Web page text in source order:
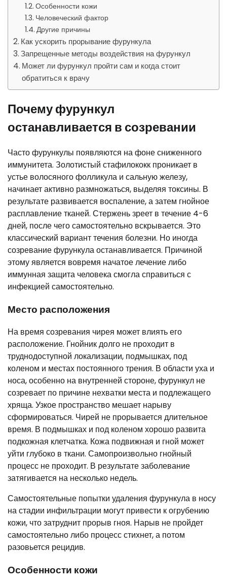
Особенности кожи
Человеческий фактор
Другие причины
Как ускорить прорывание фурункула
Запрещенные методы воздействия на фурункул
Может ли фурункул пройти сам и когда стоит
обратиться к врачу
Почему фурункул
останавливается в созревании
Часто фурункулы появляются на фоне сниженного
иммунитета. Золотистый стафилококк проникает в
устье волосяного фолликула и сальную железу,
начинает активно размножаться, выделяя токсины. В
результате развивается воспаление, а затем гнойное
расплавление тканей. Стержень зреет в течение 4-6
дней, после чего самостоятельно вскрывается. Это
классический вариант течения болезни. Но иногда
созревание фурункула останавливается. Причиной
этому является вовремя начатое лечение либо
иммунная защита человека смогла справиться с
инфекцией самостоятельно.
Место расположения
На время созревания чирея может влиять его
расположение. Гнойник долго не проходит в
труднодоступной локализации, подмышках, под
коленом и местах постоянного трения. В области уха и
носа, особенно на внутренней стороне, фурункул не
созревает по причине нехватки места и подлежащего
хряща. Узкое пространство мешает нарыву
сформироваться. Чирей не прорывается длительное
время. В подмышках и под коленом хорошо развита
подкожная клетчатка. Кожа подвижная и гной может
уйти глубоко в ткани. Самопроизвольно гнойный
процесс не проходит. В результате заболевание
затягивается на несколько недель.
Самостоятельные попытки удаления фурункула в носу
на стадии инфильтрации могут привести к огрубению
кожи, что затруднит прорыв гноя. Нарыв не пройдет
самостоятельно либо процесс стихнет, а потом
разовьется рецидив.
Особенности кожи